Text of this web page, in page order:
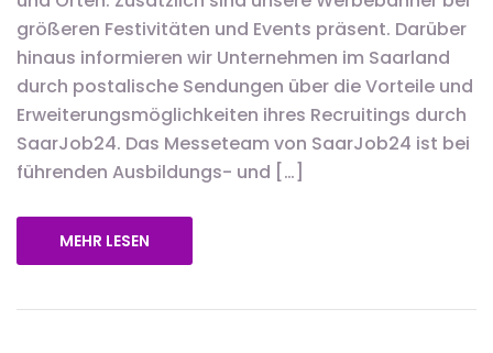
größeren Festivitäten und Events präsent. Darüber
hinaus informieren wir Unternehmen im Saarland
durch postalische Sendungen über die Vorteile und
Erweiterungsmöglichkeiten ihres Recruitings durch
SaarJob24. Das Messeteam von SaarJob24 ist bei
führenden Ausbildungs- und […]
MEHR LESEN